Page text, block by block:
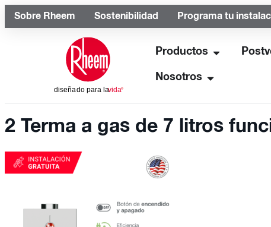
Sobre Rheem Sostenibilidad Programa tu
Productos
Nosotros
2 Terma a gas de 7 litros